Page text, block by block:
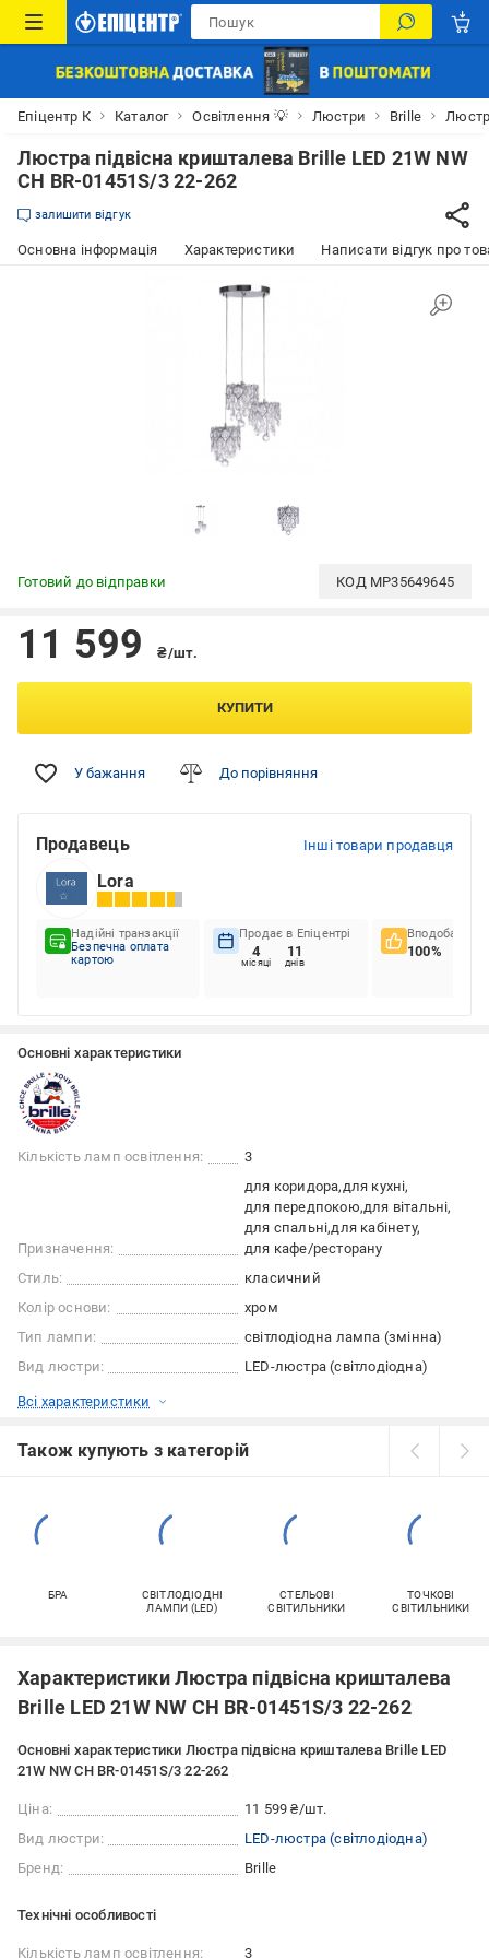
Епіцентр К Каталог Освітлення 💡 Люстри Brille
Люстра підвісна кришталева Brille LED 21W NW
CH BR-01451S/3 22-262
залишити відгук
Основна інформація Характеристики Написати відгук про
Готовий до відправки КОД MP35649645
11 599 ₴/шт.
КУПИТИ
У бажання До порівняння
Продавець Інші товари продавця
Lora
Надійні транзакції
Безпечна оплата
картою
Продає в Епіцентрі
4
місяці
11
днів
Вподобання
100%
Основні характеристики
Кількість ламп освітлення: 3
Призначення:
для коридора для кухні
для передпокою для вітальні
для спальні для кабінету
для кафе/ресторану
Стиль:
класичний
Колір основи:
хром
Тип лампи:
світлодіодна лампа (змінна)
Вид люстри:
LED-люстра (світлодіодна)
Всі характеристики
Також купують з категорій
БРА
СВІТЛОДІОДНІ
ЛАМПИ (LED)
СТЕЛЬОВІ
СВІТИЛЬНИКИ
ТОЧКОВІ
СВІТИЛЬНИКИ
Характеристики Люстра підвісна кришталева
Brille LED 21W NW CH BR-01451S/3 22-262
Основні характеристики Люстра підвісна кришталева Brille LED
21W NW CH BR-01451S/3 22-262
Ціна:
11 599 ₴/шт.
Вид люстри:
LED-люстра (світлодіодна)
Бренд:
Brille
Технічні особливості
Кількість ламп освітлення: 3